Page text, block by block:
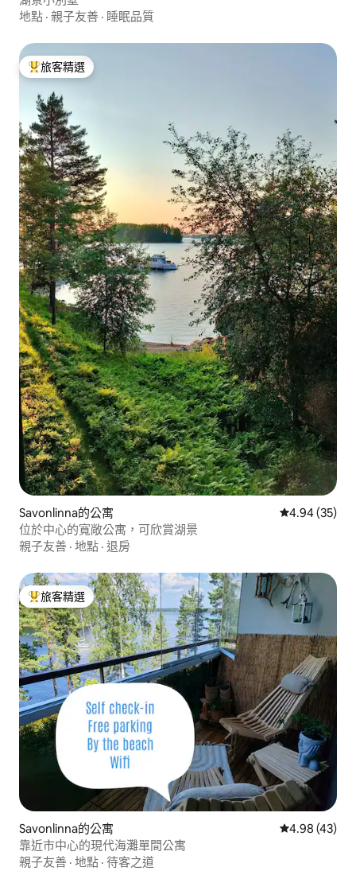
地點 · 親子友善 · 睡眠品質
旅客精選榜首
旅客精選
Savonlinna的公寓 從 35 則評價
4.94 (35)
位於中心的寬敞公寓，可欣賞湖景
親子友善 · 地點 · 退房
旅客精選榜首
旅客精選
Savonlinna的公寓 從 43 則評價
4.98 (43)
靠近市中心的現代海灘單間公寓
親子友善 · 地點 · 待客之道